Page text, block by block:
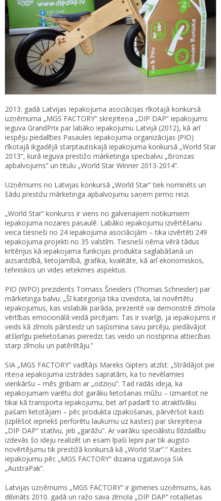
2013. gadā Latvijas Iepakojuma asociācijas rīkotajā konkursā
uzņēmuma „MGS FACTORY” skrejriteņa „DIP DAP” iepakojums
ieguva GrandPrix par labāko iepakojumu Latvijā (2012), kā arī
iespēju piedalīties Pasaules Iepakojuma organizācijas (PIO)
rīkotajā ikgadējā starptautiskajā iepakojuma konkursā „World Star
2013”, kurā ieguva prestižo mārketinga specbalvu „Bronzas
apbalvojums” un titulu „World Star Winner 2013-2014”.
Uzņēmums no Latvijas konkursā „World Star” tiek nominēts un
šādu prestižu mārketinga apbalvojumu saņem pirmo reizi.
„World Star” konkurss ir viens no galvenajiem notikumiem
iepakojuma nozares pasaulē. Labāko iepakojumu izvērtēšanu
veica tiesneši no 24 iepakojuma asociācijām – tika izvērtēti 249
iepakojuma projekti no 35 valstīm. Tiesneši ņēma vērā tādus
kritērijus kā iepakojama funkcijas produkta saglabāšanā un
aizsardzībā, lietojamībā, grafika, kvalitāte, kā arī ekonomiskos,
tehniskos un vides ietekmes aspektus.
PIO (WPO) prezidents Tomass Šneiders (Thomas Schneider) par
mārketinga balvu: „Šī kategorija tika izveidota, lai novērtētu
iepakojumus, kas vislabāk parāda, prezentē vai demonstrē zīmola
vērtības emocionālā veidā pircējam. Tas ir svarīgi, ja iepakojums ir
veids kā zīmols pārsteidz un sajūsmina savu pircēju, piedāvājot
atšķirīgu pielietošanas pieredzi; tas veido un nostiprina attiecības
starp zīmolu un patērētāju.”
SIA „MGS FACTORY” vadītājs Mareks Gipters atzīst: „Strādājot pie
riteņa iepakojuma izstrādes sapratām, ka to nevēlamies
vienkāršu – mēs gribam ar „odziņu”. Tad radās ideja, ka
iepakojumam varētu dot garāku lietošanas mūžu – izmantot ne
tikai kā transporta iepakojumu, bet arī padarīt to atraktīvāku
pašam lietotājam – pēc produkta izpakošanas, pārvēršot kasti
(izplēšot iepriekš perforētu laukumu uz kastes) par skrejriteņa
„DIP DAP” statīvu, jeb „garāžu”. Ar vairāku speciālistu līdzdalību
izdevās šo ideju realizēt un esam īpaši lepni par tik augsto
novērtējumu tik prestižā konkursā kā „World Star”.” Kastes
iepakojumu pēc „MGS FACTORY” dizaina izgatavoja SIA
„AustraPak”.
Latvijas uzņēmums „MGS FACTORY” ir ģimenes uzņēmums, kas
dibināts 2010. gadā un ražo sava zīmola „DIP DAP” rotaļlietas